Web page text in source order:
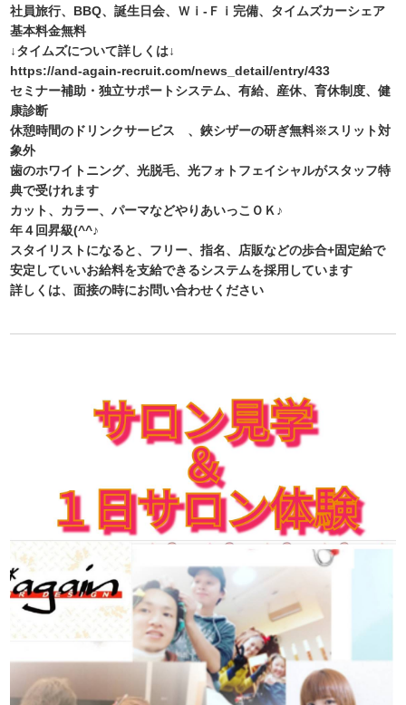
社員旅行、BBQ、誕生日会、Ｗｉ-Ｆｉ完備、タイムズカーシェア
基本料金無料
↓タイムズについて詳しくは↓
https://and-again-recruit.com/news_detail/entry/433
セミナー補助・独立サポートシステム、有給、産休、育休制度、健
康診断
休憩時間のドリンクサービス 、鋏シザーの研ぎ無料※スリット対
象外
歯のホワイトニング、光脱毛、光フォトフェイシャルがスタッフ特
典で受けれます
カット、カラー、パーマなどやりあいっこＯＫ♪
年４回昇級(^^♪
スタイリストになると、フリー、指名、店販などの歩合+固定給で
安定していいお給料を支給できるシステムを採用しています
詳しくは、面接の時にお問い合わせください